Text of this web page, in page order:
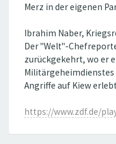
Merz in der eigenen
Ibrahim Naber,
Der "Welt"-
zurückgekehrt, wo er
Militärgeheimdienstes
Angriffe auf Kiew
https://www.zdf.de/